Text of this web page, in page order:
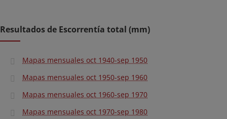
Resultados de Escorrentía total (mm)
Mapas mensuales oct 1940-sep 1950
Mapas mensuales oct 1950-sep 1960
Mapas mensuales oct 1960-sep 1970
Mapas mensuales oct 1970-sep 1980